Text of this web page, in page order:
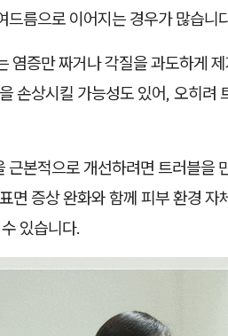
드름으로 이어지는 경우가 많습니
염증만 짜거나 각질을 과도하게
손상시킬 가능성도 있어, 오히려
근본적으로 개선하려면 트러블을
면 증상 완화와 함께 피부 환경
있습니다.